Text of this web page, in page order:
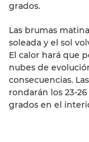
grados.
Las brumas
soleada y el sol
El calor hará que
nubes de
consecuencias.
rondarán los 23-
grados en el